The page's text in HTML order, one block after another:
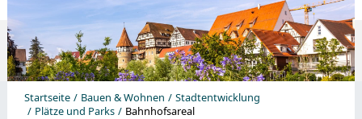
Startseite Bauen & Wohnen
Stadtentwicklung
Plätze und Parks
Bahnhofsareal